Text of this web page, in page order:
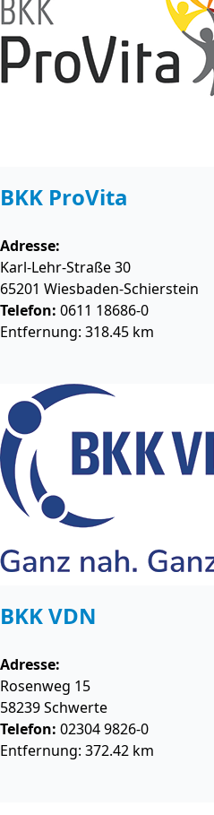
BKK ProVita
Adresse:
Karl-Lehr-Straße 30
65201 Wiesbaden-Schierstein
Telefon: 0611 18686-0
Entfernung: 318.45 km
BKK VDN
Adresse:
Rosenweg 15
58239Schwerte
Telefon: 02304 9826-0
Entfernung: 372.42 km